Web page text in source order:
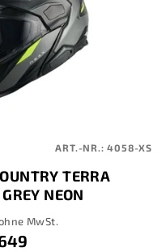
TERRA
NEON
MwSt.
ART.-NR.:4058-XS